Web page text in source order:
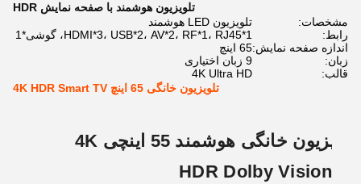
تلویزیون هوشمند با صفحه نمایش HDR
مشخصات:
تلویزیون LED هوشمند
رابط:
HDMI*3، USB*2، AV*2، RF*1، RJ45*1، گوشی*1
اندازه صفحه نمایش:65 اینچ
زبان:
9 زبان اختیاری
قالب:
4K Ultra HD
تلویزیون خانگی 65 اینچ 4K HDR Smart TV
تلویزیون خانگی هوشمند 55 اینچی 4K
HDR Dolby Vision